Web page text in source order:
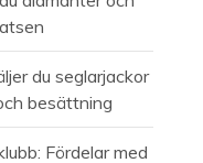
du seglarjackor
besättning
Fördelar med